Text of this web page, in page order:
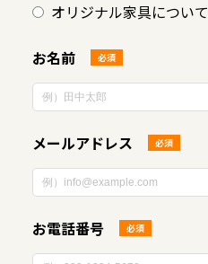
オリジナル家具について
お名前 必須
メールアドレス 必須
お電話番号 必須